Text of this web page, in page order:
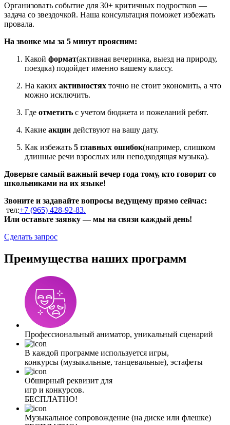
Организовать событие для 30+ критичных подростков —
задача со звездочкой. Наша консультация поможет избежать
провала.
На звонке мы за 5 минут проясним:
Какой формат(активная вечеринка, выезд на природу,
поездка) подойдет именно вашему классу.
На каких активностях точно не стоит экономить, а что
можно исключить.
Где отметить с учетом бюджета и пожеланий ребят.
Какие акции действуют на вашу дату.
Как избежать 5 главных ошибок(например, слишком
длинные речи взрослых или неподходящая музыка).
Доверьте самый важный вечер года тому, кто говорит со
школьниками на их языке!
Звоните и задавайте вопросы ведущему прямо сейчас:
тел:+7 (965) 428-92-83.
Или оставьте заявку — мы на связи каждый день!
Сделать запрос
Преимущества наших программ
Профессиональный аниматор, уникальный сценарий
В каждой программе используется игры,
конкурсы (музыкальные, танцевальные), эстафеты
Обширный реквизит для
игр и конкурсов.
БЕСПЛАТНО!
Музыкальное сопровождение (на диске или флешке)